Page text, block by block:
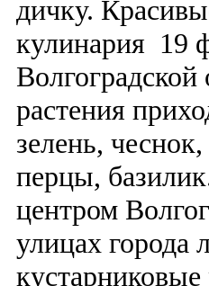
дичку.
кулинария 19
растения
зелень,
перцы,
центром
улицах города